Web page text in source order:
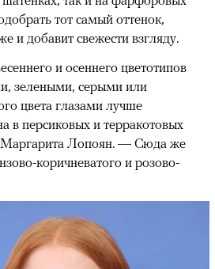
тот самый оттенок,
и добавит свежести взгляду.
и осеннего цветотипов
зелеными, серыми или
цвета глазами лучше
в персиковых и терракотовых
Маргарита Лопоян. — Сюда же
коричневатого и розово-